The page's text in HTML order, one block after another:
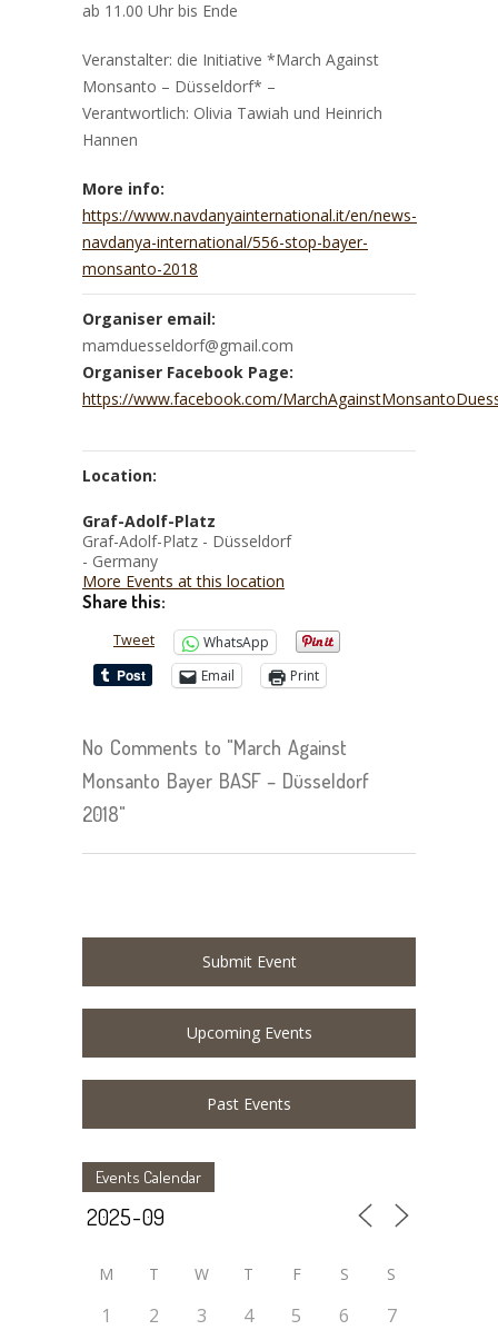
ab 11.00 Uhr bis Ende
Veranstalter: die Initiative *March Against
Monsanto – Düsseldorf* –
Verantwortlich: Olivia Tawiah und Heinrich
Hannen
More info:
https://www.navdanyainternational.it/en/news-
navdanya-international/556-stop-bayer-
monsanto-2018
Organiser email:
mamduesseldorf@gmail.com
Organiser Facebook Page:
https://www.facebook.com/
Location:
Graf-Adolf-Platz
Graf-Adolf-Platz - Düsseldorf
- Germany
More Events at this location
Share this:
Tweet
WhatsApp
Email
Print
No Comments to "March Against
Monsanto Bayer BASF – Düsseldorf
2018"
Submit Event
Upcoming Events
Past Events
Events Calendar
M T W T F S S
1 2 3 4 5 6
7